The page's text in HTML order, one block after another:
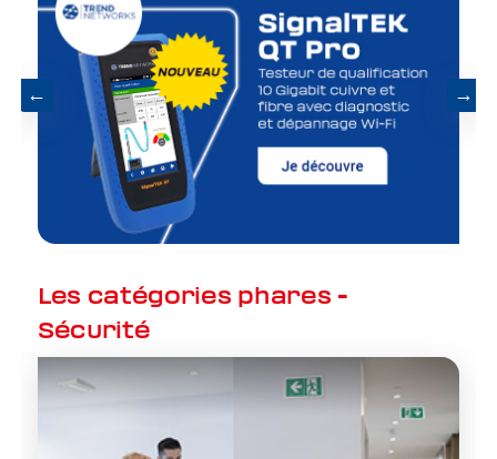
←Previous →
Les catégories phares -
Sécurité